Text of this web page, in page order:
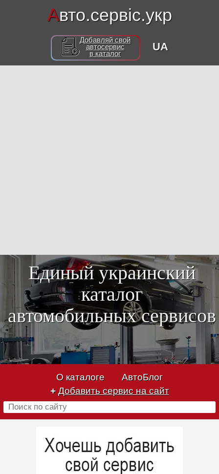
Авто.сервіс.укр
Добавляй свой
автосервис
в каталог
UA
Единый украинский
каталог
автомобильных сервисов
О каталоге
АвтоБлог
+ Добавить сервис на сайт